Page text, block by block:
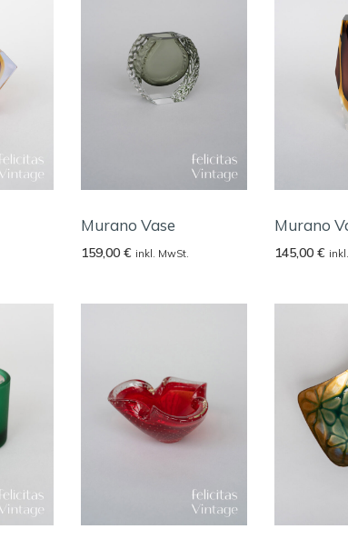
Murano Vase
159,00€ inkl. MwSt.
Murano
145,00€